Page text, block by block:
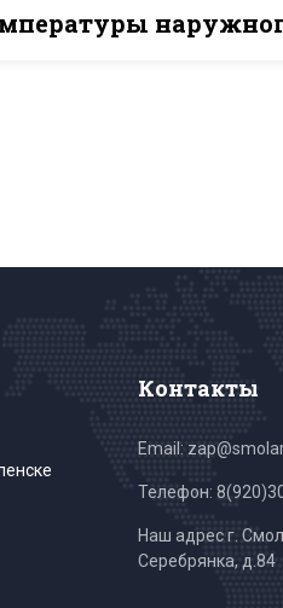
Контакты
Email:
Телефон:
Наш адрес г.
Серебрянка, д.84